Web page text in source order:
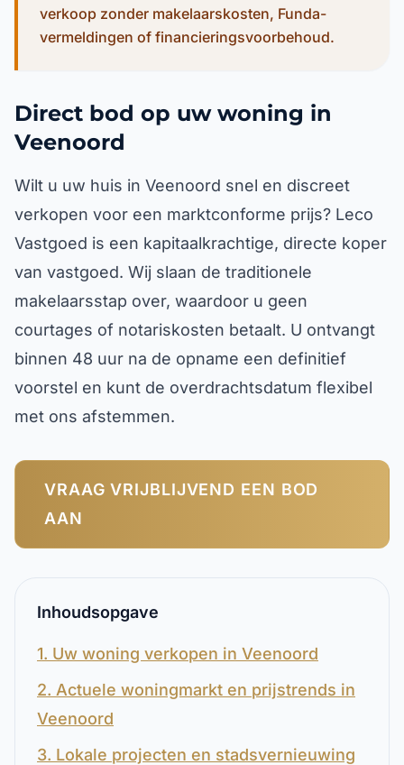
verkoop zonder makelaarskosten, Funda-
vermeldingen of financieringsvoorbehoud.
Direct bod op uw woning in
Veenoord
Wilt u uw huis in Veenoord snel en discreet
verkopen voor een marktconforme prijs? Leco
Vastgoed is een kapitaalkrachtige, directe koper
van vastgoed. Wij slaan de traditionele
makelaarsstap over, waardoor u geen
courtages of notariskosten betaalt. U ontvangt
binnen 48 uur na de opname een definitief
voorstel en kunt de overdrachtsdatum flexibel
met ons afstemmen.
VRAAG VRIJBLIJVEND EEN BOD
AAN
Inhoudsopgave
1. Uw woning verkopen in Veenoord
2. Actuele woningmarkt en prijstrends in
Veenoord
3. Lokale projecten en stadsvernieuwing